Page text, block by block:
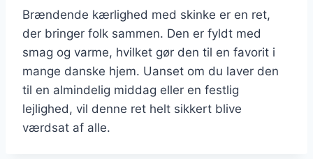
Brændende kærlighed med skinke er en ret,
der bringer folk sammen. Den er fyldt med
smag og varme, hvilket gør den til en favorit i
mange danske hjem. Uanset om du laver den
til en almindelig middag eller en festlig
lejlighed, vil denne ret helt sikkert blive
værdsat af alle.